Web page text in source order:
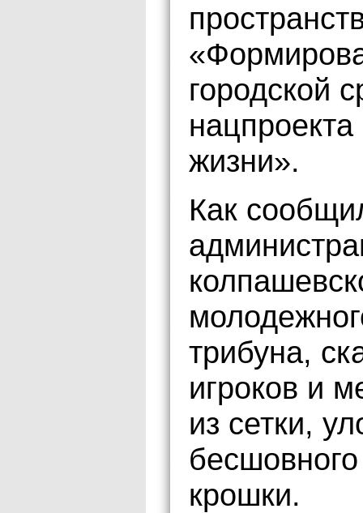
городской
жизни».
Как
трибуна,
игроков и
из сетки,
крошки.